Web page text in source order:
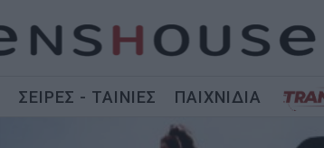
ΣΕΙΡΕΣ - ΤΑΙΝΙΕΣ ΠΑΙΧΝΙΔΙΑ